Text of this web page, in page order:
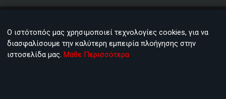
FAQ
Αναζήτηση
Βρείτε συνεργάτη
κοντά σας
Ο ιστότοπός μας χρησιμοποιεί τεχνολογίες cookies, για να
διασφαλίσουμε την καλύτερη εμπειρία πλοήγησης στην
ιστοσελίδα μας.Μάθε Περισσότερα